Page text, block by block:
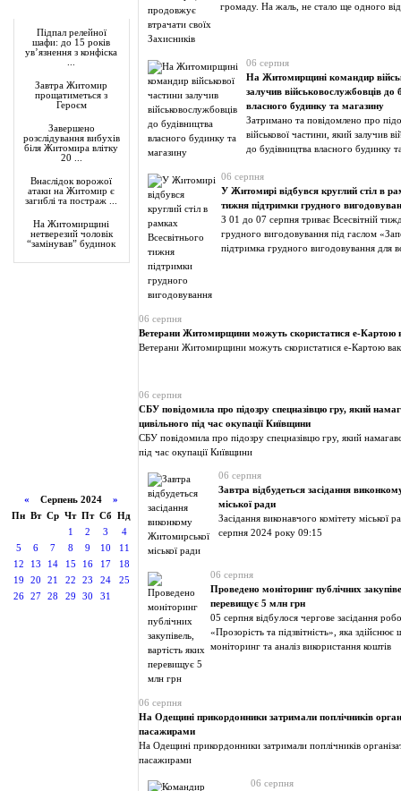
Підпал релейної
шафи: до 15 років
ув’язнення з конфіска
Завтра Житомир
прощатиметься з
Героєм
Завершено
розслідування вибухів
біля Житомира влітку
20 ...
Внаслідок ворожої
атаки на Житомир є
загиблі та постраж ...
На Житомирщині
нетверезий чоловік
“замінував” будинок
« Серпень 2024 »
Пн Вт Ср Чт Пт Сб Нд
1
2 3
4
5
6 7 8 9 10
11
12
13 14 15 16 17
18
19
20 21 22 23 24
25
26
27 28 29 30 31
громаду. На жаль, не стало ще одного
06 серпня
На Житомирщині командир
залучив військовослужбовців до
власного будинку та магазину
Затримано та повідомлено про
військової частини, який залучив
до будівництва власного будинку
06 серпня
У Житомирі відбувся круглий стіл в
тижня підтримки грудного
З 01 до 07 серпня триває Всесвітній
грудного вигодовування під гаслом
підтримка грудного вигодовування для
06 серпня
Ветерани Житомирщини можуть скористатися е-Картою
Ветерани Житомирщини можуть скористатися е-Картою
06 серпня
СБУ повідомила про підозру спецназівцю гру, який
цивільного під час окупації Київщини
СБУ повідомила про підозру спецназівцю гру, який
під час окупації Київщини
06 серпня
Завтра відбудеться засідання
міської ради
Засідання виконавчого комітету міської
серпня 2024 року 09:15
06 серпня
Проведено моніторинг публічних
перевищує 5 млн грн
05 серпня відбулося чергове засідання
«Прозорість та підзвітність», яка
моніторинг та аналіз використання коштів
06 серпня
На Одещині прикордонники затримали поплічників
пасажирами
На Одещині прикордонники затримали поплічників
пасажирами
06 серпня